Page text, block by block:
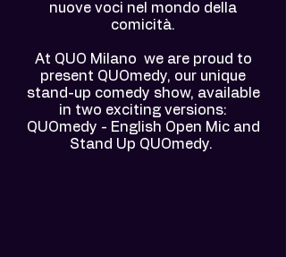
nuove voci nel mondo della
comicità.
At QUO Milano we are proud to
present QUOmedy, our unique
stand-up comedy show, available
in two exciting versions:
QUOmedy - English Open Mic and
Stand Up QUOmedy.